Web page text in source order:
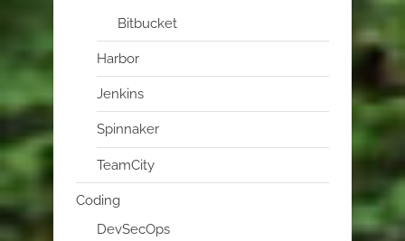
Bitbucket
Harbor
Jenkins
Spinnaker
TeamCity
Coding
DevSecOps